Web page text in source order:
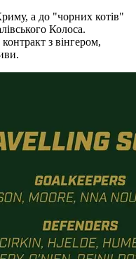
а до "чорних котів"
Колоса.
з вінгером,